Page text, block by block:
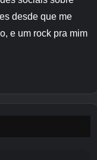
com um
e
com grupos
tenta
desde que me
e um rock pra mim